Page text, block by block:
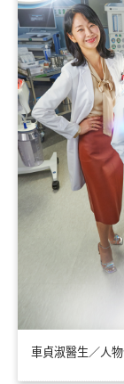
車貞淑醫生／人